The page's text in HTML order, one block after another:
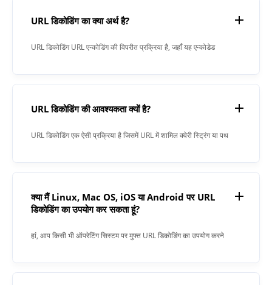
URL डिकोडिंग का क्या अर्थ है?
URL डिकोडिंग URL एन्कोडिंग की विपरीत प्रक्रिया है, जहाँ यह एन्कोडेड
URL डिकोडिंग की आवश्यकता क्यों है?
URL डिकोडिंग एक ऐसी प्रक्रिया है जिसमें URL में शामिल क्वेरी स्ट्रिंग या पथ
क्या मैं Linux, Mac OS, iOS या Android पर URL
डिकोडिंग का उपयोग कर सकता हूं?
हां, आप किसी भी ऑपरेटिंग सिस्टम पर मुफ्त URL डिकोडिंग का उपयोग करने